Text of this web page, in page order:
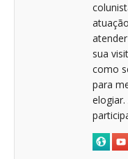
sua
como
para